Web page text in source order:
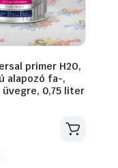
primer H2O,
alapozó fa-,
üvegre, 0,75 liter